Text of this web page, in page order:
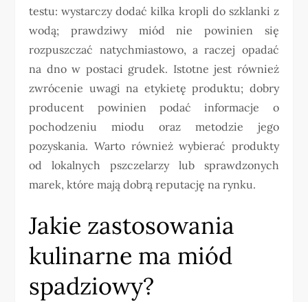
testu: wystarczy dodać kilka kropli do szklanki z
wodą; prawdziwy miód nie powinien się
rozpuszczać natychmiastowo, a raczej opadać
na dno w postaci grudek. Istotne jest również
zwrócenie uwagi na etykietę produktu; dobry
producent powinien podać informacje o
pochodzeniu miodu oraz metodzie jego
pozyskania. Warto również wybierać produkty
od lokalnych pszczelarzy lub sprawdzonych
marek, które mają dobrą reputację na rynku.
Jakie zastosowania
kulinarne ma miód
spadziowy?